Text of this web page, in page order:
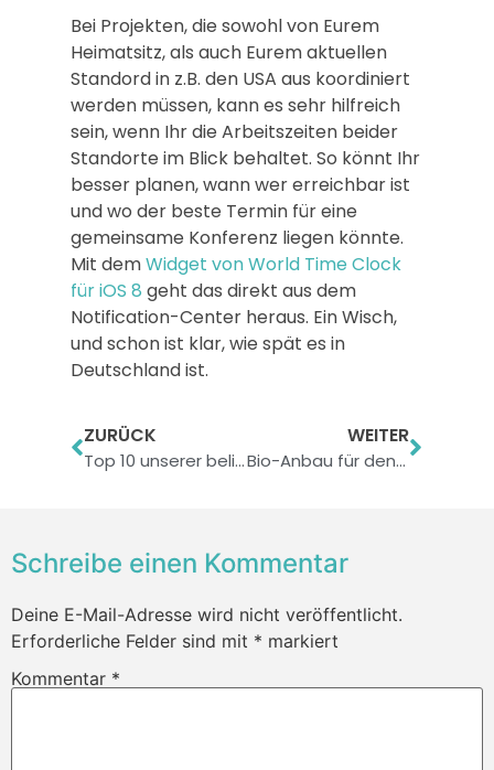
Bei Projekten, die sowohl von Eurem
Heimatsitz, als auch Eurem aktuellen
Standord in z.B. den USA aus koordiniert
werden müssen, kann es sehr hilfreich
sein, wenn Ihr die Arbeitszeiten beider
Standorte im Blick behaltet. So könnt Ihr
besser planen, wann wer erreichbar ist
und wo der beste Termin für eine
gemeinsame Konferenz liegen könnte.
Mit demWidget von World Time Clock
für iOS 8 geht das direkt aus dem
Notification-Center heraus. Ein Wisch,
und schon ist klar, wie spät es in
Deutschland ist.
ZURÜCK
Top 10 unserer beliebtesten Artikel des letzten Jahres
WEITER
Bio-Anbau für den Eigenbedarf: Diese Apps helfen Euch, auch in der Stadt gesünder zu leben.
Schreibe einen Kommentar
Deine E-Mail-Adresse wird nicht veröffentlicht.
Erforderliche Felder sind mit * markiert
Kommentar *